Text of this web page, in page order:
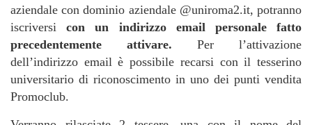
aziendale con dominio aziendale @uniroma2.it, potranno
iscriversicon un indirizzo email personale fatto
precedentemente attivare. Per l’attivazione
dell’indirizzo email è possibile recarsi con il tesserino
universitario di riconoscimento in uno dei punti vendita
Promoclub.